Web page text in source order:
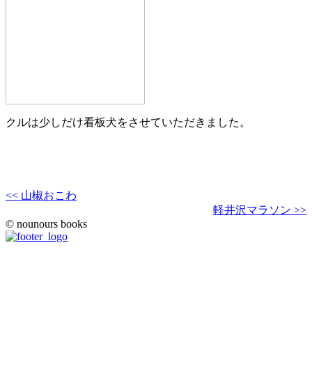
クルは少しだけ看板犬をさせていただきました。
<< 山椒おこわ
軽井沢マラソン >>
© nounours books